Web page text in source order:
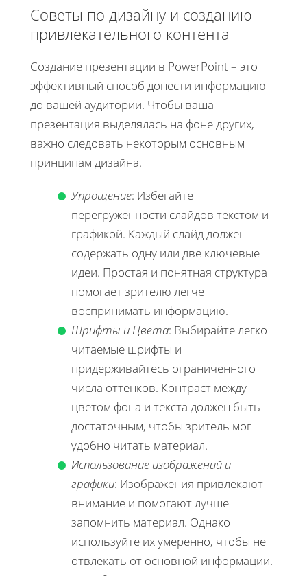
Советы по дизайну и созданию
привлекательного контента
Создание презентации в PowerPoint – это
эффективный способ донести информацию
до вашей аудитории. Чтобы ваша
презентация выделялась на фоне других,
важно следовать некоторым основным
принципам дизайна.
Упрощение: Избегайте
перегруженности слайдов текстом и
графикой. Каждый слайд должен
содержать одну или две ключевые
идеи. Простая и понятная структура
помогает зрителю легче
воспринимать информацию.
Шрифты и Цвета: Выбирайте легко
читаемые шрифты и
придерживайтесь ограниченного
числа оттенков. Контраст между
цветом фона и текста должен быть
достаточным, чтобы зритель мог
удобно читать материал.
Использование изображений и
графики: Изображения привлекают
внимание и помогают лучше
запомнить материал. Однако
используйте их умеренно, чтобы не
отвлекать от основной информации.